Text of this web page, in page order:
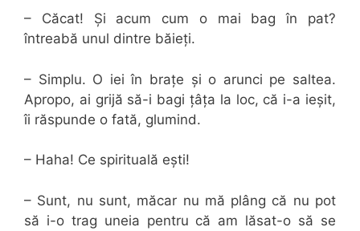
– Căcat! Și acum cum o mai bag în pat?
întreabă unul dintre băieți.
– Simplu. O iei în brațe și o arunci pe saltea.
Apropo, ai grijă să-i bagi țâța la loc, că i-a ieșit,
îi răspunde o fată, glumind.
– Haha! Ce spirituală ești!
– Sunt, nu sunt, măcar nu mă plâng că nu pot
să i-o trag uneia pentru că am lăsat-o să se